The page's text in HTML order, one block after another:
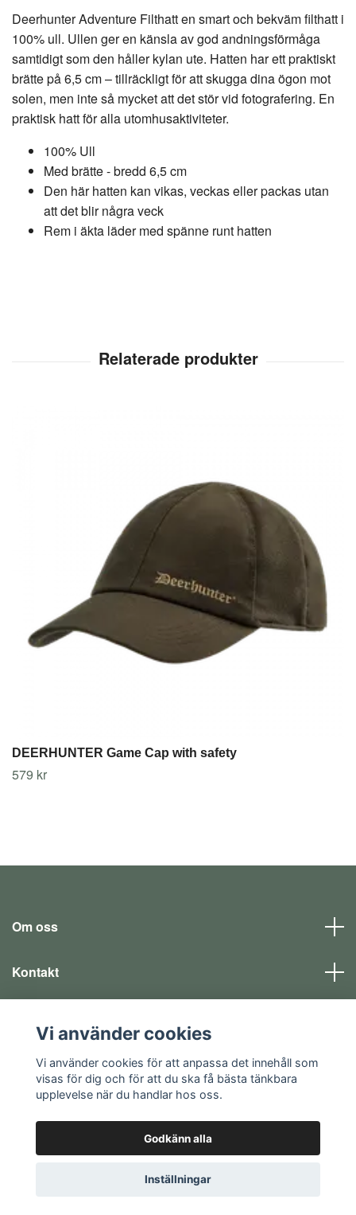
Deerhunter Adventure Filthatt en smart och bekväm filthatt i
100% ull. Ullen ger en känsla av god andningsförmåga
samtidigt som den håller kylan ute. Hatten har ett praktiskt
brätte på 6,5 cm – tillräckligt för att skugga dina ögon mot
solen, men inte så mycket att det stör vid fotografering. En
praktisk hatt för alla utomhusaktiviteter.
100% Ull
Med brätte - bredd 6,5 cm
Den här hatten kan vikas, veckas eller packas utan
att det blir några veck
Rem i äkta läder med spänne runt hatten
DEERHUNTER Game Cap with safety
579 kr
Om oss
Kontakt
Sociala medier
© 2026 EQ SHOP - allt för dina fritidsintressen
Vi använder cookies
Vi använder cookies för att anpassa det innehåll som
visas för dig och för att du ska få bästa tänkbara
upplevelse när du handlar hos oss.
Godkänn alla
Inställningar